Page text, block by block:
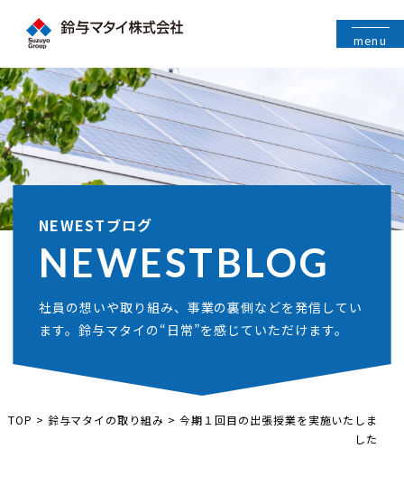
menu
NEWESTブログ
NEWESTBLOG
社員の想いや取り組み、事業の裏側などを発信してい
ます。鈴与マタイの“日常”を感じていただけます。
TOP > 鈴与マタイの取り組み >今期１回目の出張授業を実施いたしま
した